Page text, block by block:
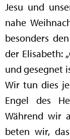
Jesu und
nahe
besonders
der Elisabeth:
und gesegnet
Wir tun dies
Engel des
Während wir
beten wir,